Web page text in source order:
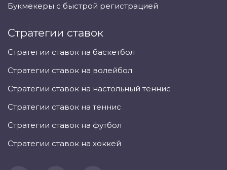
Букмекеры с быстрой регистрацией
Стратегии ставок
Стратегии ставок на баскетбол
Стратегии ставок на волейбол
Стратегии ставок на настольный теннис
Стратегии ставок на теннис
Стратегии ставок на футбол
Стратегии ставок на хоккей